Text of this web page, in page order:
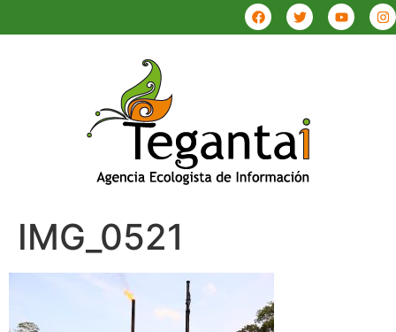
IMG_0521